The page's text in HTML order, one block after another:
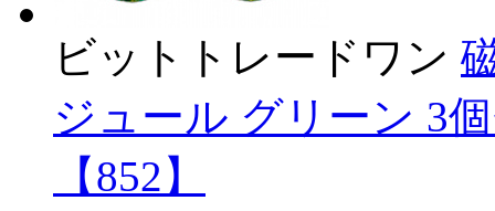
ビットトレードワン
ジュール グリーン 3
【852】